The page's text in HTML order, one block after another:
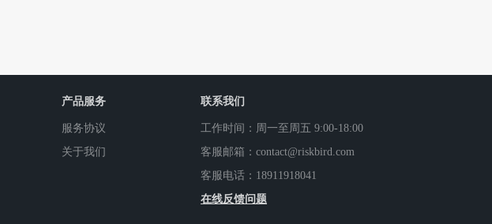
产品服务
服务协议
关于我们
联系我们
工作时间：周一至周五 9:00-18:00
客服邮箱：contact@riskbird.com
客服电话：18911918041
在线反馈问题